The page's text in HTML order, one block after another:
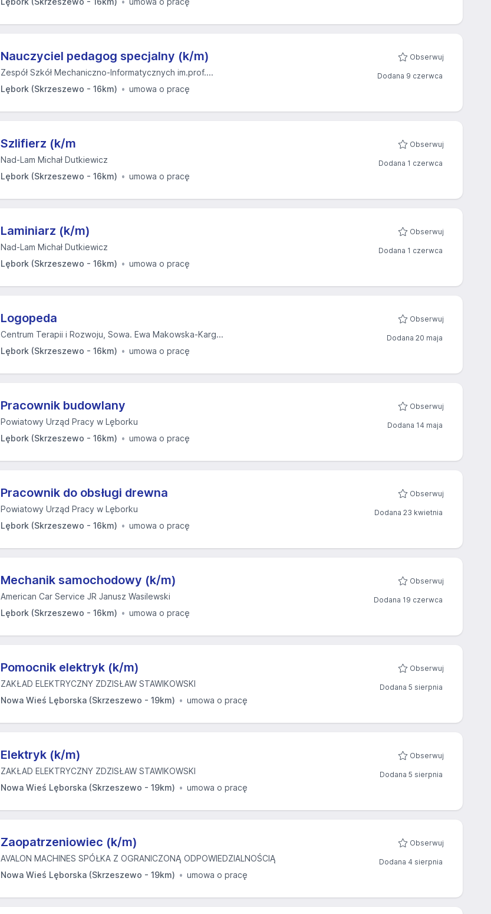
Nauczyciel pedagog specjalny (k/m)
Zespół Szkół Mechaniczno-Informatycznych im.prof....
Lębork (Skrzeszewo - 16km)
umowa o pracę
Obserwuj
Dodana 9 czerwca
Szlifierz (k/m
Nad-Lam Michał Dutkiewicz
Lębork (Skrzeszewo - 16km)
umowa o pracę
Obserwuj
Dodana 1 czerwca
Laminiarz (k/m)
Nad-Lam Michał Dutkiewicz
Lębork (Skrzeszewo - 16km)
umowa o pracę
Obserwuj
Dodana 1 czerwca
Logopeda
Centrum Terapii i Rozwoju, Sowa. Ewa Makowska-Karg...
Lębork (Skrzeszewo - 16km)
umowa o pracę
Obserwuj
Dodana 20 maja
Pracownik budowlany
Powiatowy Urząd Pracy w Lęborku
Lębork (Skrzeszewo - 16km)
umowa o pracę
Obserwuj
Dodana 14 maja
Pracownik do obsługi drewna
Powiatowy Urząd Pracy w Lęborku
Lębork (Skrzeszewo - 16km)
umowa o pracę
Obserwuj
Dodana 23 kwietnia
Mechanik samochodowy (k/m)
American Car Service JR Janusz Wasilewski
Lębork (Skrzeszewo - 16km)
umowa o pracę
Obserwuj
Dodana 19 czerwca
Pomocnik elektryk (k/m)
ZAKŁAD ELEKTRYCZNY ZDZISŁAW STAWIKOWSKI
Nowa Wieś Lęborska (Skrzeszewo - 19km)
umowa o pracę
Obserwuj
Dodana 5 sierpnia
Elektryk (k/m)
ZAKŁAD ELEKTRYCZNY ZDZISŁAW STAWIKOWSKI
Nowa Wieś Lęborska (Skrzeszewo - 19km)
umowa o pracę
Obserwuj
Dodana 5 sierpnia
Zaopatrzeniowiec (k/m)
AVALON MACHINES SPÓŁKA Z OGRANICZONĄ ODPOWIEDZIALNOŚCIĄ
Nowa Wieś Lęborska (Skrzeszewo - 19km)
umowa o pracę
Obserwuj
Dodana 4 sierpnia